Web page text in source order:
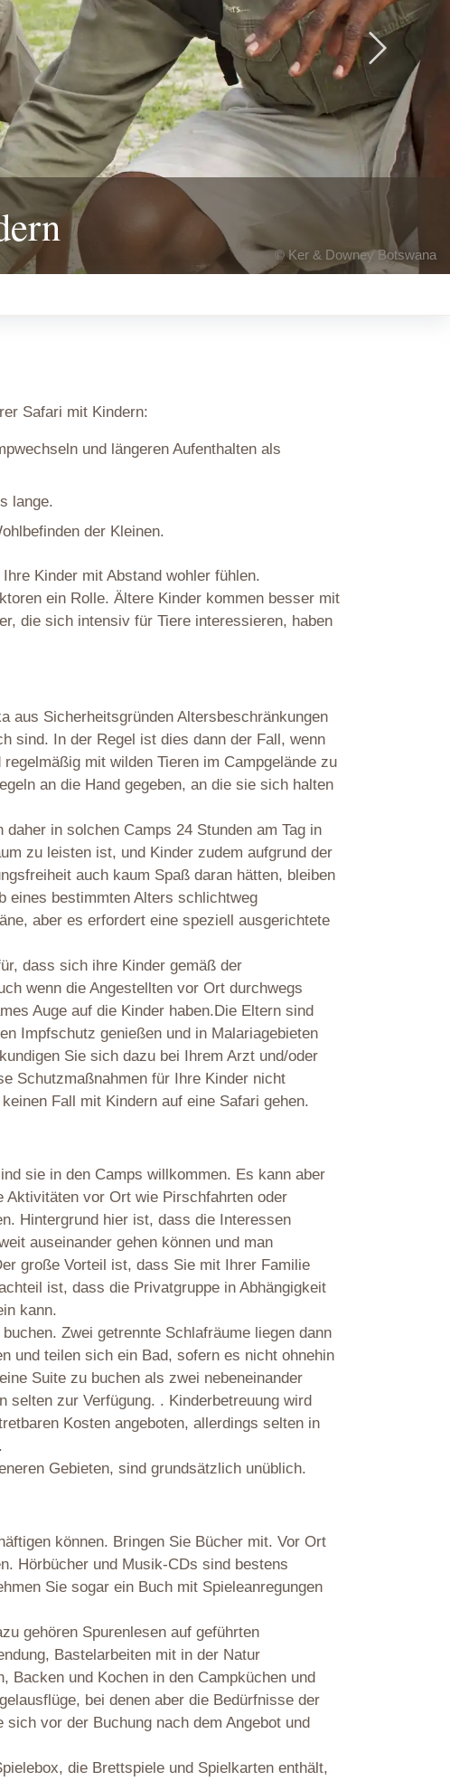
© Ker & Downey Botswana
Next
Safari mit Kindern:
und längeren Aufenthalten als
lange.
der Kleinen.
Kinder mit Abstand wohler fühlen.
ein Rolle. Ältere Kinder kommen besser mit
die sich intensiv für Tiere interessieren, haben
aus Sicherheitsgründen Altersbeschränkungen
sind. In der Regel ist dies dann der Fall, wenn
mit wilden Tieren im Campgelände zu
an die Hand gegeben, an die sie sich halten
in solchen Camps 24 Stunden am Tag in
zu leisten ist, und Kinder zudem aufgrund der
auch kaum Spaß daran hätten, bleiben
eines bestimmten Alters schlichtweg
aber es erfordert eine speziell ausgerichtete
dass sich ihre Kinder gemäß der
wenn die Angestellten vor Ort durchwegs
Auge auf die Kinder haben.Die Eltern sind
Impfschutz genießen und in Malariagebieten
Sie sich dazu bei Ihrem Arzt und/oder
Schutzmaßnahmen für Ihre Kinder nicht
Fall mit Kindern auf eine Safari gehen.
sie in den Camps willkommen. Es kann aber
Aktivitäten vor Ort wie Pirschfahrten oder
Hintergrund hier ist, dass die Interessen
auseinander gehen können und man
große Vorteil ist, dass Sie mit Ihrer Familie
ist, dass die Privatgruppe in Abhängigkeit
kann.
Zwei getrennte Schlafräume liegen dann
und teilen sich ein Bad, sofern es nicht ohnehin
Suite zu buchen als zwei nebeneinander
selten zur Verfügung. . Kinderbetreuung wird
Kosten angeboten, allerdings selten in
Gebieten, sind grundsätzlich unüblich.
können. Bringen Sie Bücher mit. Vor Ort
Hörbücher und Musik-CDs sind bestens
Sie sogar ein Buch mit Spieleanregungen
gehören Spurenlesen auf geführten
Bastelarbeiten mit in der Natur
Backen und Kochen in den Campküchen und
bei denen aber die Bedürfnisse der
vor der Buchung nach dem Angebot und
die Brettspiele und Spielkarten enthält,